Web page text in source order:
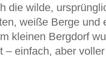
die wilde,
weiße Berge und
kleinen Bergdorf
– einfach, aber